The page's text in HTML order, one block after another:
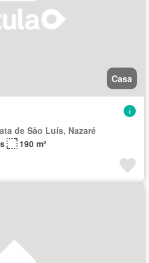
Casa
de São Luís, Nazaré
190 m²